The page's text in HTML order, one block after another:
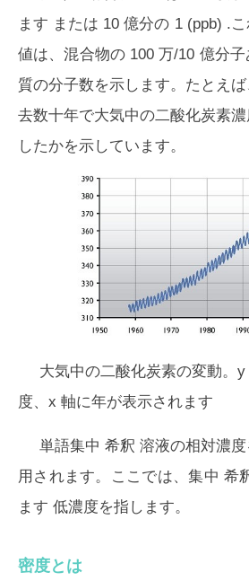
ます または 10 億分の 1 (ppb) .
値は、混合物の 100 万/10 億分
質の分子数を示します。たとえ
去数十年で大気中の二酸化炭素
したかを示しています。
大気中の二酸化炭素の変動。
度、x 軸に年が表示されます
単語集中 希釈 溶液の相対濃
用されます。ここでは、集中 希
ます 低濃度を指します。
密度とは